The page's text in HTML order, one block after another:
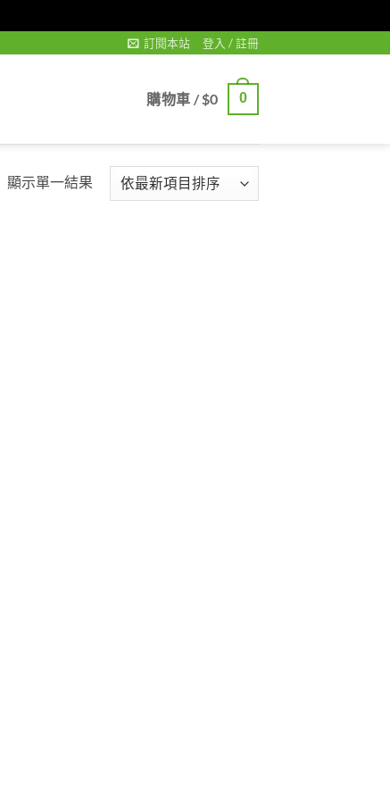
訂閱本站 登入 / 註冊
購物車 /$0 0
顯示單一結果